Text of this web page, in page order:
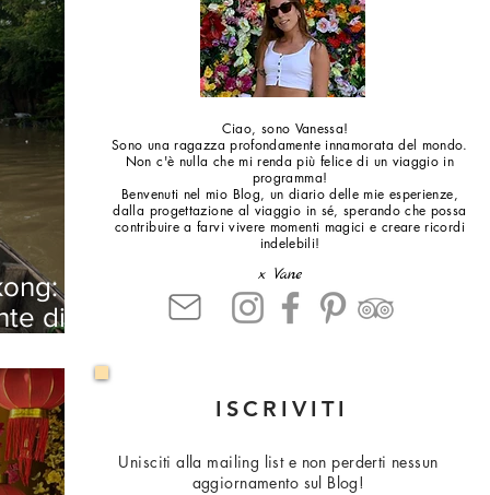
di
Ciao, sono Vanessa!
Sono una ragazza profondamente innamorata del mondo.
Non c'è nulla che mi renda più felice di un viaggio in
programma!
Benvenuti nel mio Blog, un diario delle mie esperienze,
dalla progettazione al viaggio in sé, sperando che possa
contribuire a farvi vivere momenti magici e creare ricordi
indelebili!
x Vane
ISCRIVITI
Unisciti alla mailing list e non perderti nessun
aggiornamento sul Blog!